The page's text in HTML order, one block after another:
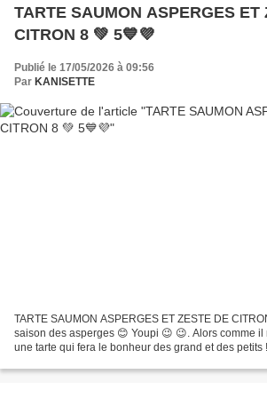
TARTE SAUMON ASPERGES ET
CITRON 8 💚 5💙💜
Publié le 17/05/2026 à 09:56
Par KANISETTE
TARTE SAUMON ASPERGES ET ZESTE DE
saison des asperges 😊 Youpi 😉 😉. Alors comme
une tarte qui fera le bonheur des grand et des petits